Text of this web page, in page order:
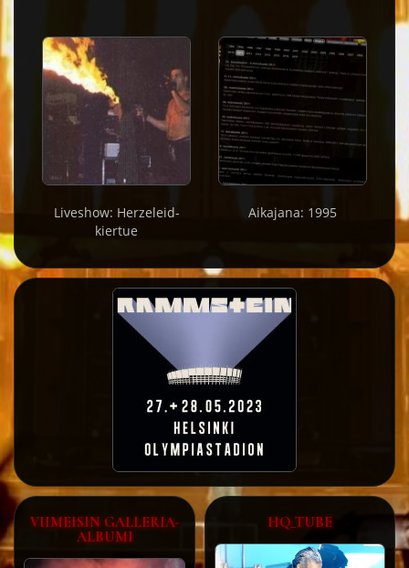
Liveshow: Herzeleid-
kiertue
Aikajana: 1995
VIIMEISIN GALLERIA-
ALBUMI
HQ_TUBE